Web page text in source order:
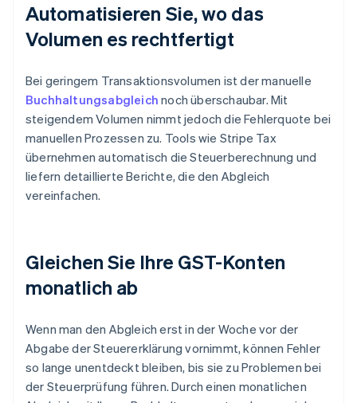
Automatisieren Sie, wo das
Volumen es rechtfertigt
Bei geringem Transaktionsvolumen ist der manuelle
Buchhaltungsabgleich noch überschaubar. Mit
steigendem Volumen nimmt jedoch die Fehlerquote bei
manuellen Prozessen zu. Tools wie Stripe Tax
übernehmen automatisch die Steuerberechnung und
liefern detaillierte Berichte, die den Abgleich
vereinfachen.
Gleichen Sie Ihre GST-Konten
monatlich ab
Wenn man den Abgleich erst in der Woche vor der
Abgabe der Steuererklärung vornimmt, können Fehler
so lange unentdeckt bleiben, bis sie zu Problemen bei
der Steuerprüfung führen. Durch einen monatlichen